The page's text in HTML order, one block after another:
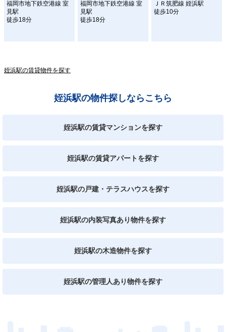
福岡市地下鉄空港線 室
見駅
徒歩18分
福岡市地下鉄空港線 室
見駅
徒歩18分
ＪＲ筑肥線 姪浜駅
徒歩10分
姪浜駅の賃貸物件を探す
姪浜駅の物件探しならこちら
姪浜駅の賃貸マンションを探す
姪浜駅の賃貸アパートを探す
姪浜駅の戸建・テラスハウスを探す
姪浜駅の内装写真あり物件を探す
姪浜駅の木造物件を探す
姪浜駅の管理人あり物件を探す